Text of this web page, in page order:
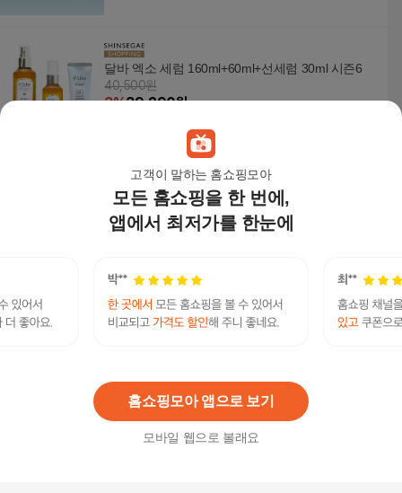
고객이 말하는 홈쇼핑모아
모든 홈쇼핑을 한 번에,
앱에서 최저가를 한눈에
홈쇼핑모아 앱으로 보기
모바일 웹으로 볼래요
달바 엑소 세럼 160ml+60ml+선세럼 30ml 시즌6
40,500원
3%39,290원
셀러허브 1 달바 워터풀 판테놀 리퀴드 에센스 선
세럼 50ml (SPF50+) 4개 / iuy (51561865)
92,590 원
셀러허브 1 달바 워터풀 판테놀 리퀴드 에센스 선